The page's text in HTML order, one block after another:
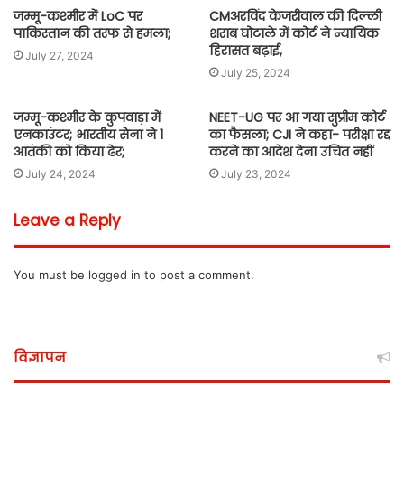
जम्मू-कश्मीर में LoC पर
पाकिस्तान की तरफ से हमला;
July 27, 2024
CMअरविंद केजरीवाल की दिल्ली
शराब घोटाले में कोर्ट ने न्यायिक
हिरासत बढ़ाई,
July 25, 2024
जम्मू-कश्मीर के कुपवाड़ा में
एनकाउंटर; भारतीय सेना ने 1
आतंकी को किया ढेर;
July 24, 2024
NEET-UG पर आ गया सुप्रीम कोर्ट
का फैसला; CJI ने कहा- परीक्षा रद्द
करने का आदेश देना उचित नहीं
July 23, 2024
Leave a Reply
You must be logged in to post a comment.
विज्ञापन